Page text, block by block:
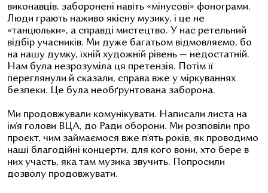
виконавців, заборонені навіть «мінусові» фонограми.
Люди грають наживо якісну музику, і це не
«танцюльки», а справді мистецтво. У нас ретельний
відбір учасників. Ми дуже багатьом відмовляємо, бо
на нашу думку, їхній художній рівень — недостатній.
Нам була незрозуміла ця претензія. Потім її
переглянули й сказали, справа вже у міркуваннях
безпеки. Це була необґрунтована заборона.
Ми продовжували комунікувати. Написали листа на
ім’я голови ВЦА, до Ради оборони. Ми розповіли про
проєкт, чим займаємося вже п’ять років, як проводимо
наші благодійні концерти, для кого вони, хто бере в
них участь, яка там музика звучить. Попросили
дозволу продовжувати.